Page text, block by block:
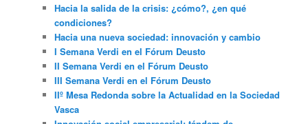
Hacia la salida de la crisis: ¿cómo?, ¿en qué
condiciones?
Hacia una nueva sociedad: innovación y cambio
I Semana Verdi en el Fórum Deusto
II Semana Verdi en el Fórum Deusto
III Semana Verdi en el Fórum Deusto
IIº Mesa Redonda sobre la Actualidad en la Sociedad
Vasca